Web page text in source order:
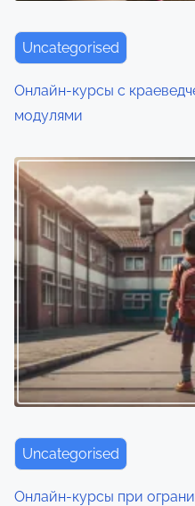
Uncategorised
Онлайн-курсы с
модулями
Uncategorised
Онлайн‑курсы при